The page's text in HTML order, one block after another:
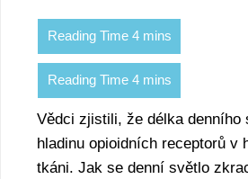
Vědci zjistili, že délka denního
hladinu opioidních receptorů v
tkáni. Jak se denní světlo